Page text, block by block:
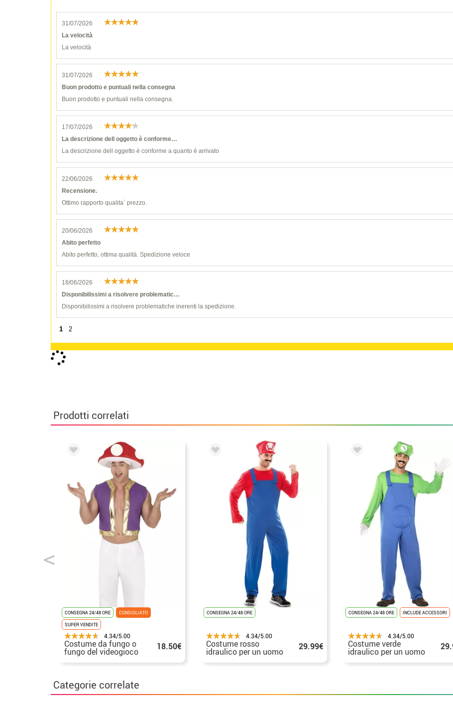
31/07/2026
La velocità
La velocità
31/07/2026
Buon prodotto e puntuali nella consegna
Buon prodotto e puntuali nella consegna.
17/07/2026
La descrizione dell oggetto è conforme…
La descrizione dell oggetto è conforme a quanto è arrivato
22/06/2026
Recensione.
Ottimo rapporto qualita` prezzo.
20/06/2026
Abito perfetto
Abito perfetto, ottima qualità. Spedizione veloce
18/06/2026
Disponibilissimi a risolvere problematic…
Disponibilissimi a risolvere problematiche inerenti la spedizione.
1 2
Cos'altro manca?
Prodotti correlati